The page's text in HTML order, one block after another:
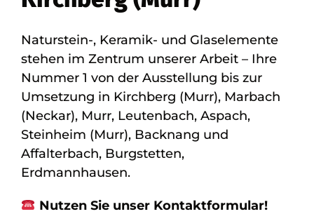
Naturstein-, Keramik- und Glaselemente
stehen im Zentrum unserer Arbeit – Ihre
Nummer 1 von der Ausstellung bis zur
Umsetzung in Kirchberg (Murr), Marbach
(Neckar), Murr, Leutenbach, Aspach,
Steinheim (Murr), Backnang und
Affalterbach, Burgstetten,
Erdmannhausen.
Nutzen Sie unser Kontaktformular!